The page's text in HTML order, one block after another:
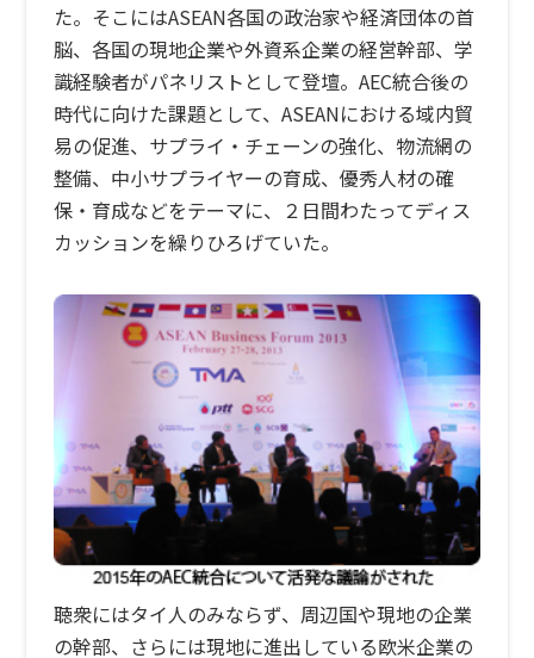
た。そこにはASEAN各国の政治家や経済団体の首
脳、各国の現地企業や外資系企業の経営幹部、学
識経験者がパネリストとして登壇。AEC統合後の
時代に向けた課題として、ASEANにおける域内貿
易の促進、サプライ・チェーンの強化、物流網の
整備、中小サプライヤーの育成、優秀人材の確
保・育成などをテーマに、２日間わたってディス
カッションを繰りひろげていた。
聴衆にはタイ人のみならず、周辺国や現地の企業
の幹部、さらには現地に進出している欧米企業の